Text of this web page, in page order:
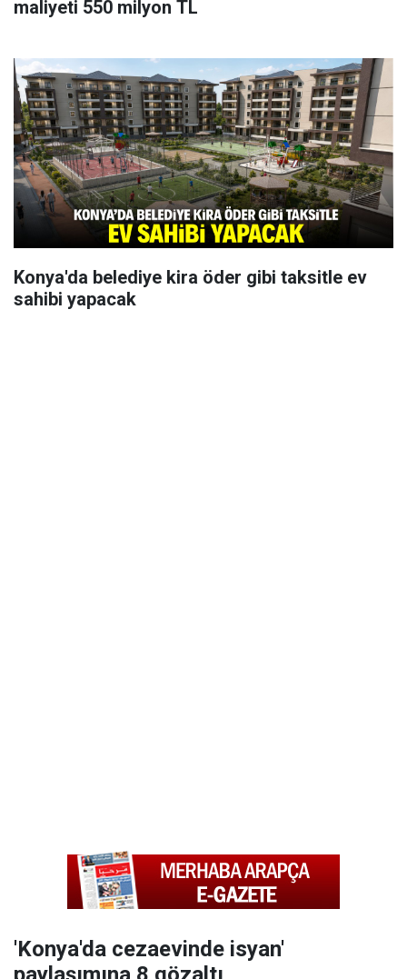
maliyeti 550 milyon TL
Konya'da belediye kira öder gibi taksitle ev
sahibi yapacak
'Konya'da cezaevinde isyan'